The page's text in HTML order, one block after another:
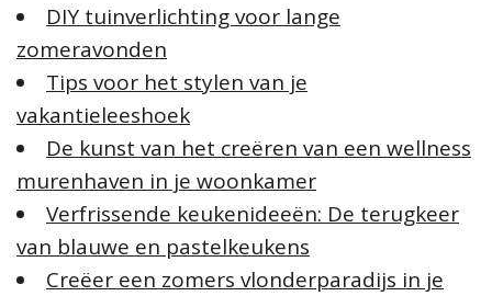
a
a
r
:
DIY tuinverlichting voor lange
zomeravonden
Tips voor het stylen van je
vakantieleeshoek
De kunst van het creëren van een wellness
murenhaven in je woonkamer
Verfrissende keukenideeën: De terugkeer
van blauwe en pastelkeukens
Creëer een zomers vlonderparadijs in je